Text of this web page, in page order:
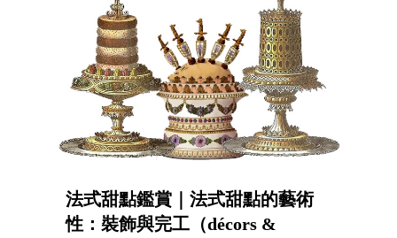
法式甜點鑑賞｜法式甜點的藝術
性：裝飾與完工（décors &